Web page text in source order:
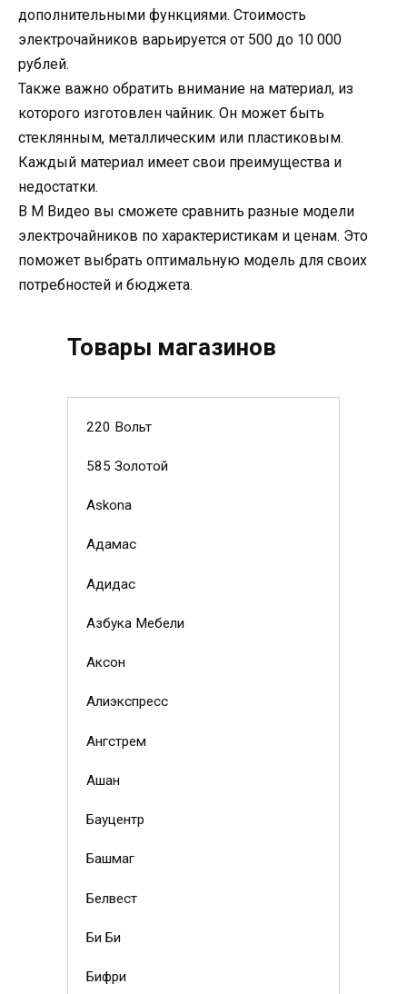
дополнительными функциями. Стоимость
электрочайников варьируется от 500 до 10 000
рублей.
Также важно обратить внимание на материал, из
которого изготовлен чайник. Он может быть
стеклянным, металлическим или пластиковым.
Каждый материал имеет свои преимущества и
недостатки.
В М Видео вы сможете сравнить разные модели
электрочайников по характеристикам и ценам. Это
поможет выбрать оптимальную модель для своих
потребностей и бюджета.
Товары магазинов
220 Вольт
585 Золотой
Askona
Адамас
Адидас
Азбука Мебели
Аксон
Алиэкспресс
Ангстрем
Ашан
Бауцентр
Башмаг
Белвест
Би Би
Бифри